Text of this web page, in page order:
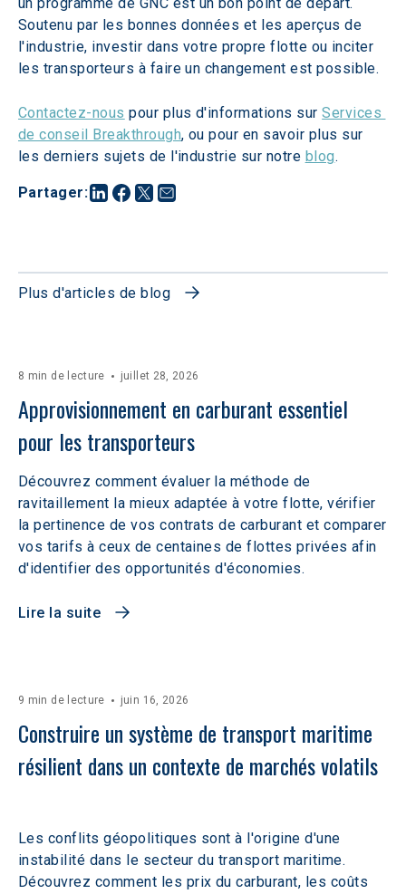
Partager:
Soutenu par les bonnes données et les aperçus de
l'industrie, investir dans votre propre flotte ou inciter
les transporteurs à faire un changement est possible.
Contactez-nous pour plus d'informations sur Services
de conseil Breakthrough, ou pour en savoir plus sur
les derniers sujets de l'industrie sur notre blog.
Plus d'articles de blog
8 min de lecture juillet 28, 2026
Approvisionnement en carburant essentiel
pour les transporteurs
Découvrez comment évaluer la méthode de
ravitaillement la mieux adaptée à votre flotte, vérifier
la pertinence de vos contrats de carburant et comparer
vos tarifs à ceux de centaines de flottes privées afin
d'identifier des opportunités d'économies.
Lire la suite
9 min de lecture juin 16, 2026
Construire un système de transport maritime
résilient dans un contexte de marchés volatils
Les conflits géopolitiques sont à l'origine d'une
instabilité dans le secteur du transport maritime.
Découvrez comment les prix du carburant, les coûts